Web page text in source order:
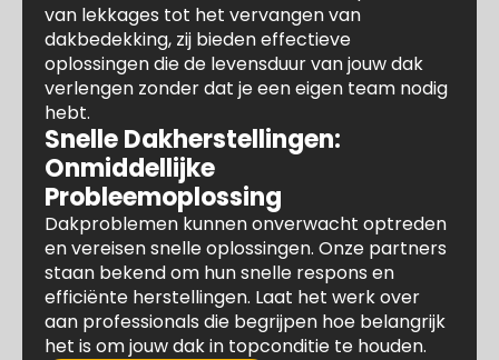
van lekkages tot het vervangen van
dakbedekking, zij bieden effectieve
oplossingen die de levensduur van jouw dak
verlengen zonder dat je een eigen team nodig
hebt.
Snelle Dakherstellingen:
Onmiddellijke
Probleemoplossing
Dakproblemen kunnen onverwacht optreden
en vereisen snelle oplossingen. Onze partners
staan bekend om hun snelle respons en
efficiënte herstellingen. Laat het werk over
aan professionals die begrijpen hoe belangrijk
het is om jouw dak in topconditie te houden.